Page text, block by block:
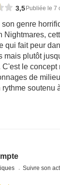
3,5Publiée le 7
genre
Nightmares,
qui fait peur
mais plutôt
le
de
soutenu
Suivre son